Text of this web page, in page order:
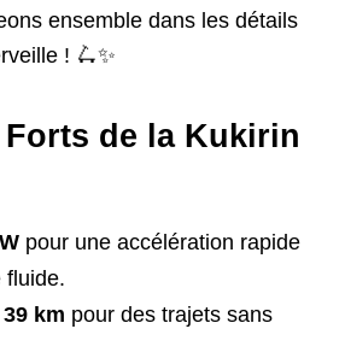
ensemble dans les détails
! 🛴✨
de la Kukirin
pour une accélération rapide
fluide.
km pour des trajets sans